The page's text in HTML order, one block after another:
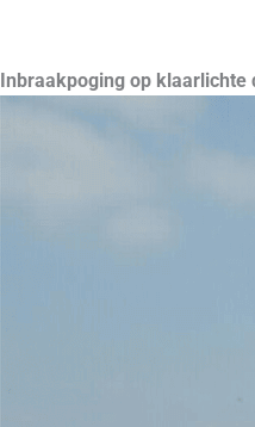
Inbraakpoging op klaarlichte